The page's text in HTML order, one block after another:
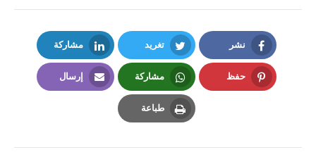
نشر
Facebook
تغريد
Twitter
مشاركة
LinkedIn
حفظ مشاركة
Whatsapp
إرسال
طباعة